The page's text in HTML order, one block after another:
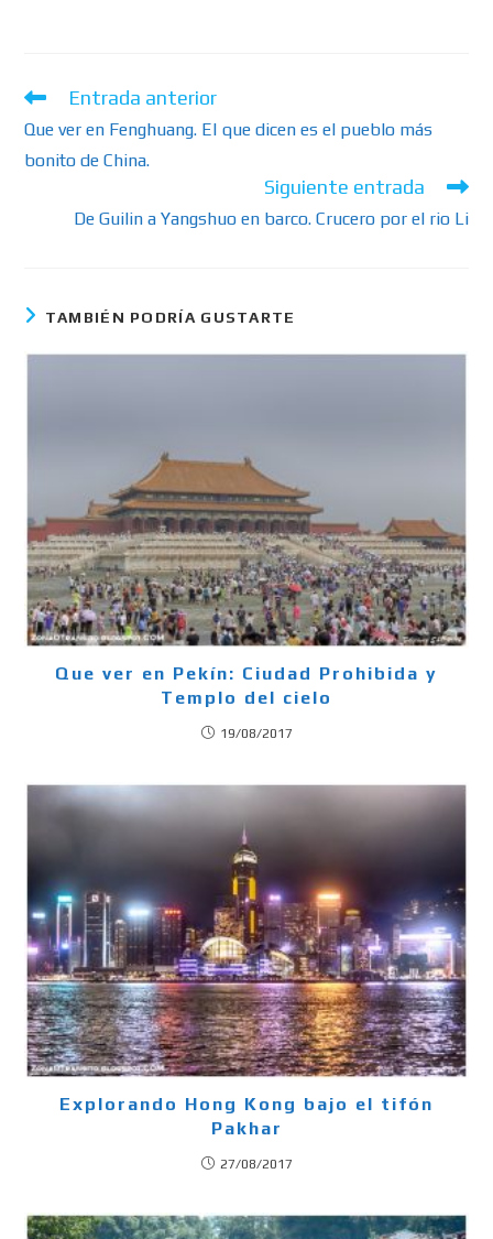
Entrada anterior
Que ver en Fenghuang. El que dicen es el pueblo más
bonito de China.
Siguiente entrada
De Guilin a Yangshuo en barco. Crucero por el rio Li
TAMBIÉN PODRÍA GUSTARTE
Que ver en Pekín: Ciudad Prohibida y
Templo del cielo
19/08/2017
Explorando Hong Kong bajo el tifón
Pakhar
27/08/2017